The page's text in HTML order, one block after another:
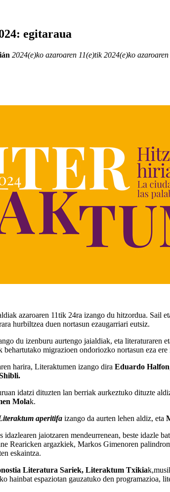
egitaraua
2024(e)ko azaroaren 11(e)tik 2024(e)ko
azaroaren 11tik 24ra izango du hitzordua. Sail
hurbiltzea duen nortasun ezaugarriari eutsiz.
du izenburu aurtengo jaialdiak, eta literaturaren
behartutako migrazioen ondoriozko nortasun eza
harira, Literaktumen izango dira Eduardo Halfon
idatzi dituzten lan berriak aurkeztuko dituzte
Molak.
aperitifa izango da aurten lehen aldiz, eta
jaiotzaren mendeurrenean, beste idazle
Rearicken argazkiek, Markos Gimenoren
eskaintza.
Literatura Sariek, Literaktum Txikia
hainbat espaziotan gauzatuko den programazioa,